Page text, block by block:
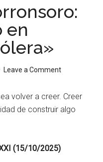
en
Leave a Comment
volver a creer. Creer
de construir algo
(15/10/2025)